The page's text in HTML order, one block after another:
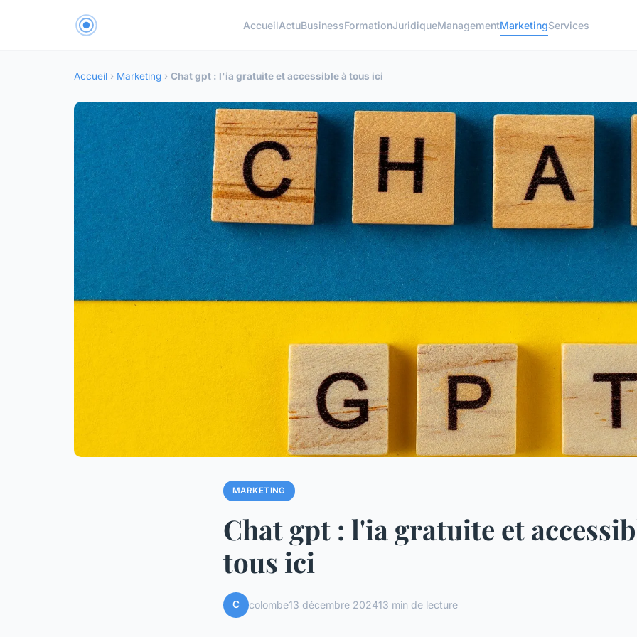
AccueilActuBusinessFormationJuridiqueManagementMarketingServices
Accueil › Marketing › Chat gpt : l'ia gratuite et accessible à tous ici
MARKETING
Chat gpt : l'ia gratuite et
tous ici
C colombe13 décembre 202413 min de lecture